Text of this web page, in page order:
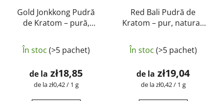
Gold Jonkkong Pudră
de Kratom – pură,
laborator | GreenGuru
În stoc (>5 pachet)
de la zł18,85
Evaluare
de la zł0,42 / 1 g
Red Bali Pudră de
Kratom – pur, natural,
GreenGuru
medie
a
produsului
În stoc (>5 pachet)
de la zł19,04
Evaluare
de la zł0,42 / 1 g